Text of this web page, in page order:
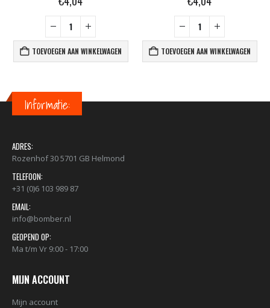
TOEVOEGEN AAN WINKELWAGEN TOEVOEGEN AAN WINKELWAGEN
Informatie:
ADRES:
Rozenhof 30 5701 GB Helmond
TELEFOON:
+31 (0)6 103 989 87
EMAIL:
info@bomber.nl
GEOPEND OP:
Ma t/m Vr 9:00 - 17:00
MIJN ACCOUNT
Mijn account